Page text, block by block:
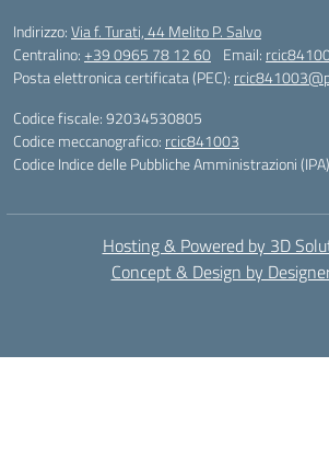
Indirizzo:Via f. Turati, 44 Melito P. Salvo
Centralino:+39 0965 78 12 60 Email:
Posta elettronica certificata (PEC):
Codice fiscale: 92034530805
Codice meccanografico: rcic841003
Codice Indice delle Pubbliche Amministrazioni
Hosting & Powered by 3D
Concept & Design by